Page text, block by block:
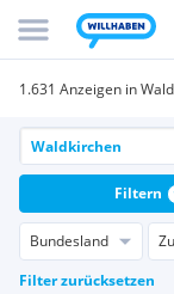
1.631 Anzeigen in
Bundesland
Filter zurücksetzen
Filtern